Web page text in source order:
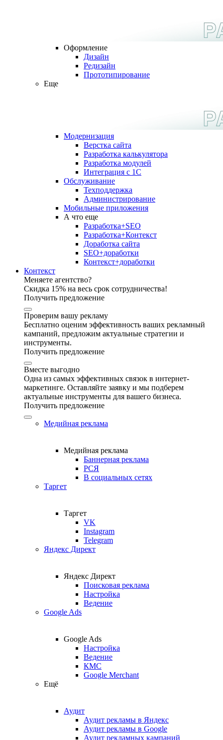
Оформление
Дизайн
Редизайн
Прототипирование
Еще
Модернизация
Верстка сайта
Разработка калькулятора
Разработка модулей
Интеграция с 1С
Обслуживание
Техподдержка
Администрирование
Мобильные приложения
А что еще
Разработка+SEO
Разработка+Контекст
Доработка сайта
SEO+доработки
Контекст+доработки
Контекст
Меняете агентство?
Скидка 15% на весь срок сотрудничества!
Получить предложение
Проверим вашу рекламу
Бесплатно оценим эффективность ваших рекламный
кампаний, предложим актуальные стратегии и
инструменты.
Получить предложение
Вместе выгодно
Одна из самых эффективных связок в интернет-
маркетинге. Оставляйте заявку и мы подберем
актуальные инструменты для вашего бизнеса.
Получить предложение
Медийная реклама
Медийная реклама
Баннерная реклама
РСЯ
В социальных сетях
Таргет
Таргет
VK
Instagram
Telegram
Яндекс Директ
Яндекс Директ
Поисковая реклама
Настройка
Ведение
Google Ads
Google Ads
Настройка
Ведение
КМС
Google Merchant
Ещё
Аудит
Аудит рекламы в Яндекс
Аудит рекламы в Google
Аудит рекламных кампаний